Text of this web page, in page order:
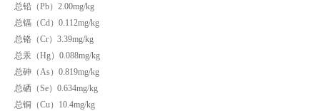
总铅（Pb） 2.00mg/kg
总镉（Cd） 0.112mg/kg
总铬（Cr） 3.39mg/kg
总汞（Hg） 0.088mg/kg
总砷（As） 0.819mg/kg
总硒（Se） 0.634mg/kg
总铜（Cu） 10.4mg/kg